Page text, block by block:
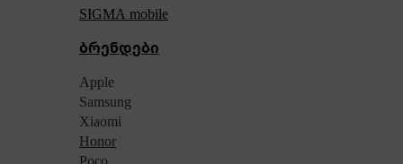
SIGMA mobile
ბრენდები
Apple
Samsung
Xiaomi
Honor